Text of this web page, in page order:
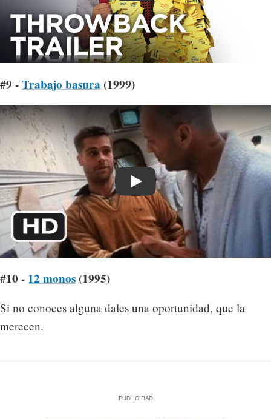
#9 -Trabajo basura (1999)
Play
#10 - 12 monos (1995)
Si no conoces alguna dales una oportunidad, que la
merecen.
PUBLICIDAD